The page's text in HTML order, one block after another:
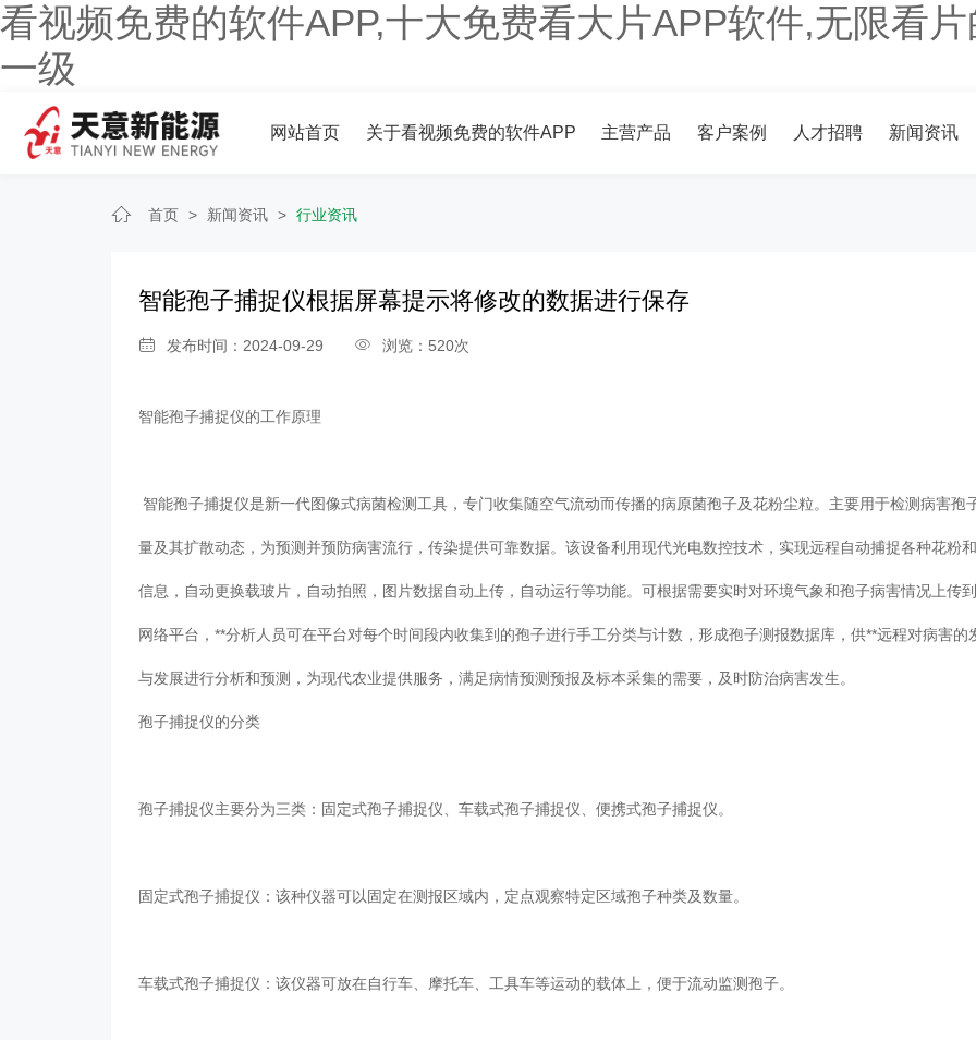
看视频免费的软件APP,十大免费看大片APP软件,无限看
一级
网站首页 关于看视频免费的软件APP 主营产品 客户案例 人才招聘 新闻资讯
首页 > 新闻资讯 > 行业资讯
智能孢子捕捉仪根据屏幕提示将修改的数据进行保存
发布时间：2024-09-29 浏览：520次
智能孢子捕捉仪的工作原理
智能孢子捕捉仪是新一代图像式病菌检测工具，专门收集随空气流动而传播的病原菌孢子及花粉尘粒。主要用于检测病害孢
量及其扩散动态，为预测并预防病害流行，传染提供可靠数据。该设备利用现代光电数控技术，实现远程自动捕捉各种花粉
信息，自动更换载玻片，自动拍照，图片数据自动上传，自动运行等功能。可根据需要实时对环境气象和孢子病害情况上传
网络平台，**分析人员可在平台对每个时间段内收集到的孢子进行手工分类与计数，形成孢子测报数据库，供**远程对病害的
与发展进行分析和预测，为现代农业提供服务，满足病情预测预报及标本采集的需要，及时防治病害发生。
孢子捕捉仪的分类
孢子捕捉仪主要分为三类：固定式孢子捕捉仪、车载式孢子捕捉仪、便携式孢子捕捉仪。
固定式孢子捕捉仪：该种仪器可以固定在测报区域内，定点观察特定区域孢子种类及数量。
车载式孢子捕捉仪：该仪器可放在自行车、摩托车、工具车等运动的载体上，便于流动监测孢子。